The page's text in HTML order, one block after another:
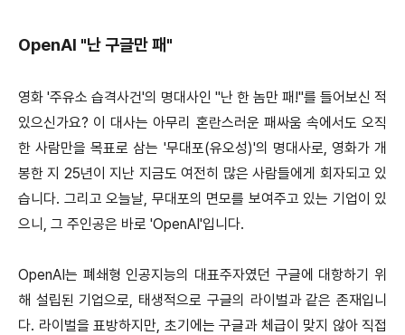
OpenAI "난 구글만 패"
영화 '주유소 습격사건'의 명대사인 "난 한 놈만 패!"를 들어보신 적
있으신가요? 이 대사는 아무리 혼란스러운 패싸움 속에서도 오직
한 사람만을 목표로 삼는 '무대포(유오성)'의 명대사로, 영화가 개
봉한 지 25년이 지난 지금도 여전히 많은 사람들에게 회자되고 있
습니다. 그리고 오늘날, 무대포의 면모를 보여주고 있는 기업이 있
으니, 그 주인공은 바로 'OpenAI'입니다.
OpenAI는 폐쇄형 인공지능의 대표주자였던 구글에 대항하기 위
해 설립된 기업으로, 태생적으로 구글의 라이벌과 같은 존재입니
다. 라이벌을 표방하지만, 초기에는 구글과 체급이 맞지 않아 직접